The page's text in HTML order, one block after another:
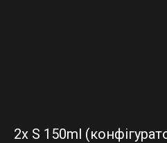
2x S 150ml